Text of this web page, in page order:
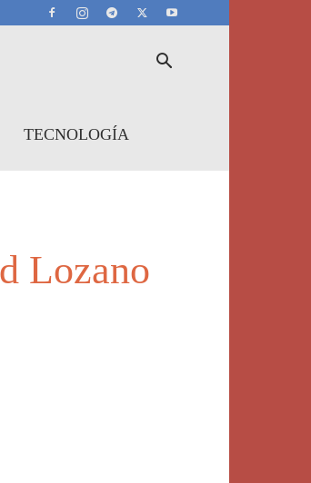
TECNOLOGÍA
Lozano